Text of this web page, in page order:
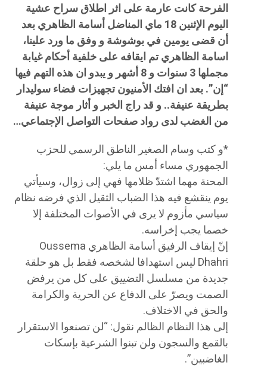
الفرحة كانت عارمة على اثر اطلاق سراح عشية
اليوم الإثنين 18 ماي المناضل أسامة الظاهري بعد
أن قضى يومين في بوشوشة و وفق ما ورد علينا،
اسامة الظاهري تم ايقافه على خلفية أحكام غيابة
مجملها 3 سنوات و 8 أشهر و يبدو ان هذه التهم فيها
“إن”. بعد ان افتك الأمنيون تجهيزات فضاء سوليدار
بطريقة عنيفة.. و قد راج الخبر و أثار موجة عنيفة
من الغضب لدى رواد صفحات التواصل الإجتماعي…
*و كتب وسام الصغير الناطق الرسمي للحزب
الجمهوري مساء أمس ما يلي:
المحنة مهما اشتدّ ظلامها فهي إلى زوال، وسيأتي
يوم ينقشع فيه هذا الضباب الثقيل الذي فرضه نظام
سياسي مأزوم لا يرى في الأصوات المختلفة إلا
خصما يجب إخراسه.
إنّ إيقاف الرفيق أسامة الظاهري Oussema
Dhahri ليس استهدافا لشخصه فقط بل هو حلقة
جديدة من مسلسل التضييق على كل من يرفض
الصمت ويصرّ على الدفاع عن الحرية والكرامة
والحق في الاختلاف.
إلى هذا النظام الظالم نقول: “لن تصنعوا الاستقرار
بالقمع والسجون ولن تبنوا الشرعية بإسكات
الغاضبين”.